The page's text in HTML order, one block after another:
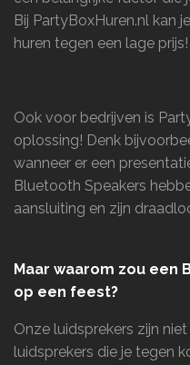
Bij PartyBoxHuren.nl kan
huren tegen een lage prijs!
Ook voor bedrijven is
oplossing! Denk
wanneer er een
Bluetooth Speakers
aansluiting en zijn
Maar waarom zou een
op een feest?
Onze luidsprekers zijn
luidsprekers die je tegen